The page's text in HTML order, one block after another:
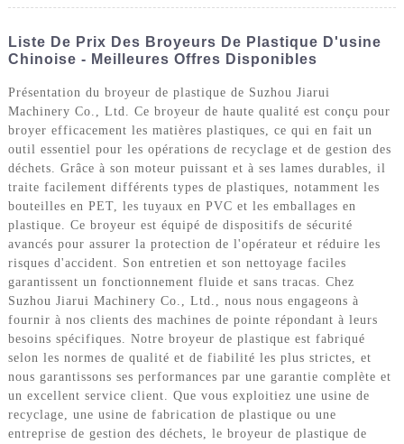
Liste De Prix Des Broyeurs De Plastique D'usine
Chinoise - Meilleures Offres Disponibles
Présentation du broyeur de plastique de Suzhou Jiarui
Machinery Co., Ltd. Ce broyeur de haute qualité est conçu pour
broyer efficacement les matières plastiques, ce qui en fait un
outil essentiel pour les opérations de recyclage et de gestion des
déchets. Grâce à son moteur puissant et à ses lames durables, il
traite facilement différents types de plastiques, notamment les
bouteilles en PET, les tuyaux en PVC et les emballages en
plastique. Ce broyeur est équipé de dispositifs de sécurité
avancés pour assurer la protection de l'opérateur et réduire les
risques d'accident. Son entretien et son nettoyage faciles
garantissent un fonctionnement fluide et sans tracas. Chez
Suzhou Jiarui Machinery Co., Ltd., nous nous engageons à
fournir à nos clients des machines de pointe répondant à leurs
besoins spécifiques. Notre broyeur de plastique est fabriqué
selon les normes de qualité et de fiabilité les plus strictes, et
nous garantissons ses performances par une garantie complète et
un excellent service client. Que vous exploitiez une usine de
recyclage, une usine de fabrication de plastique ou une
entreprise de gestion des déchets, le broyeur de plastique de